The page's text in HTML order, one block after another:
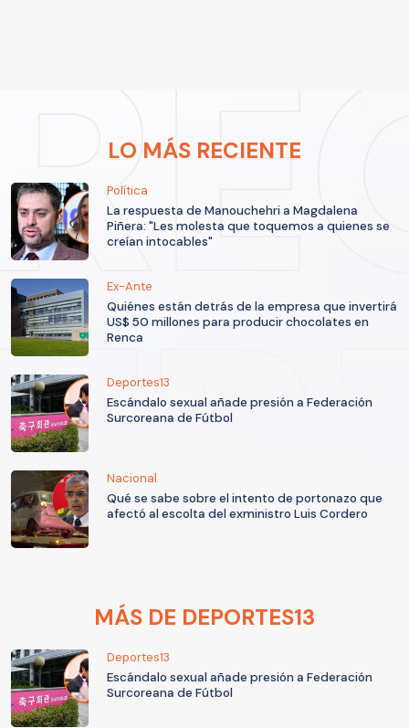
LO MÁS RECIENTE
Política
La respuesta de Manouchehri a Magdalena
Piñera: "Les molesta que toquemos a quienes se
creían intocables"
Ex-Ante
Quiénes están detrás de la empresa que invertirá
US$ 50 millones para producir chocolates en
Renca
Deportes13
Escándalo sexual añade presión a Federación
Surcoreana de Fútbol
Nacional
Qué se sabe sobre el intento de portonazo que
afectó al escolta del exministro Luis Cordero
MÁS DE DEPORTES13
Deportes13
Escándalo sexual añade presión a Federación
Surcoreana de Fútbol